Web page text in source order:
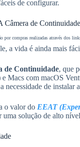
de configurar.
Câmera de Continuidade
compras realizadas através dos
a vida é ainda mais
de Continuidade, que
Macs com macOS
necessidade de instalar
o valor do EEAT
uma solução de alto